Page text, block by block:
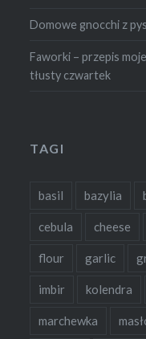
Domowe gnocchi z
Faworki – przepis
tłusty czwartek
TAGI
basil bazylia
cebula cheese
flour garlic
imbir kolendra
marchewka